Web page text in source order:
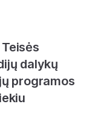
dalykų
programos